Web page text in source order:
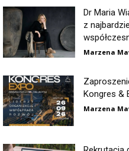
Dr Maria
z
Marzena
Kongres &
Marzena